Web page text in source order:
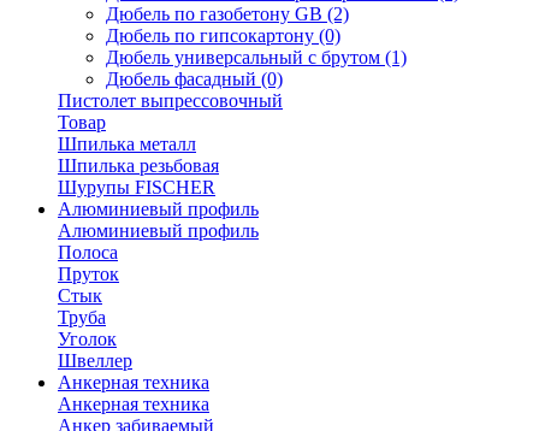
Дюбель по газобетону GB (2)
Дюбель по гипсокартону (0)
Дюбель универсальный с брутом (1)
Дюбель фасадный (0)
Пистолет выпрессовочный
Товар
Шпилька металл
Шпилька резьбовая
Шурупы FISCHER
Алюминиевый профиль
Алюминиевый профиль
Полоса
Пруток
Стык
Труба
Уголок
Швеллер
Анкерная техника
Анкерная техника
Анкер забиваемый